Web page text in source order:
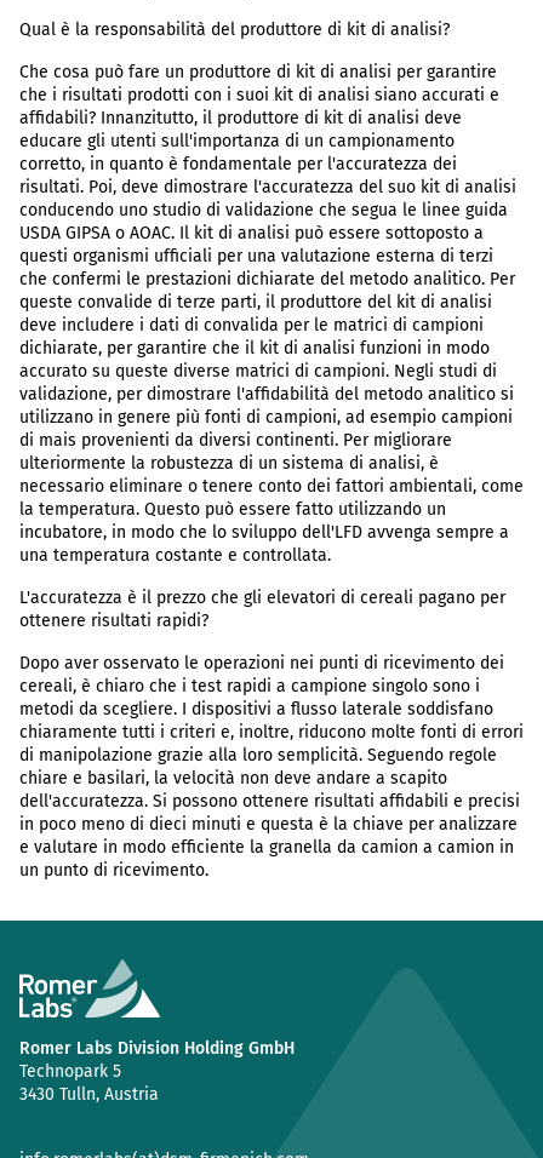
Qual è la responsabilità del produttore di kit di analisi?
Che cosa può fare un produttore di kit di analisi per garantire
che i risultati prodotti con i suoi kit di analisi siano accurati e
affidabili? Innanzitutto, il produttore di kit di analisi deve
educare gli utenti sull'importanza di un campionamento
corretto, in quanto è fondamentale per l'accuratezza dei
risultati. Poi, deve dimostrare l'accuratezza del suo kit di analisi
conducendo uno studio di validazione che segua le linee guida
USDA GIPSA o AOAC. Il kit di analisi può essere sottoposto a
questi organismi ufficiali per una valutazione esterna di terzi
che confermi le prestazioni dichiarate del metodo analitico. Per
queste convalide di terze parti, il produttore del kit di analisi
deve includere i dati di convalida per le matrici di campioni
dichiarate, per garantire che il kit di analisi funzioni in modo
accurato su queste diverse matrici di campioni. Negli studi di
validazione, per dimostrare l'affidabilità del metodo analitico si
utilizzano in genere più fonti di campioni, ad esempio campioni
di mais provenienti da diversi continenti. Per migliorare
ulteriormente la robustezza di un sistema di analisi, è
necessario eliminare o tenere conto dei fattori ambientali, come
la temperatura. Questo può essere fatto utilizzando un
incubatore, in modo che lo sviluppo dell'LFD avvenga sempre a
una temperatura costante e controllata.
L'accuratezza è il prezzo che gli elevatori di cereali pagano per
ottenere risultati rapidi?
Dopo aver osservato le operazioni nei punti di ricevimento dei
cereali, è chiaro che i test rapidi a campione singolo sono i
metodi da scegliere. I dispositivi a flusso laterale soddisfano
chiaramente tutti i criteri e, inoltre, riducono molte fonti di errori
di manipolazione grazie alla loro semplicità. Seguendo regole
chiare e basilari, la velocità non deve andare a scapito
dell'accuratezza. Si possono ottenere risultati affidabili e precisi
in poco meno di dieci minuti e questa è la chiave per analizzare
e valutare in modo efficiente la granella da camion a camion in
un punto di ricevimento.
Romer Labs Division Holding GmbH
Technopark 5
3430 Tulln, Austria